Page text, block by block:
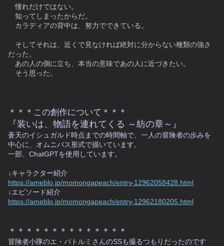
憧れだけではない。
知ってしまったからだ。
カラディアの背中は、努力でできている。
そしてそれは、近くで見なければ絶対に分からない種類の強さ
だった。
あの人の側に立ち、本当の意味であの人に近づきたい。
そう思った。
＊＊＊この創作について＊＊＊
『装いは、物語を連れてくる ～紡の章～』
蒼天のイシュガルド時点までの時間軸で、一人の冒険者の歩みを
中心に、オムニバス形式で描いています。
一部、ChatGPTを使用しています。
↓キャラクター紹介
https://ameblo.jp/momongapeach/entry-12962058428.html
↓エピソード紹介
https://ameblo.jp/momongapeach/entry-12962180205.html
＊＊＊＊＊＊＊＊＊＊＊＊＊＊
冒険者小隊のエ・パトルミさんのSSも撮るつもりだったのです